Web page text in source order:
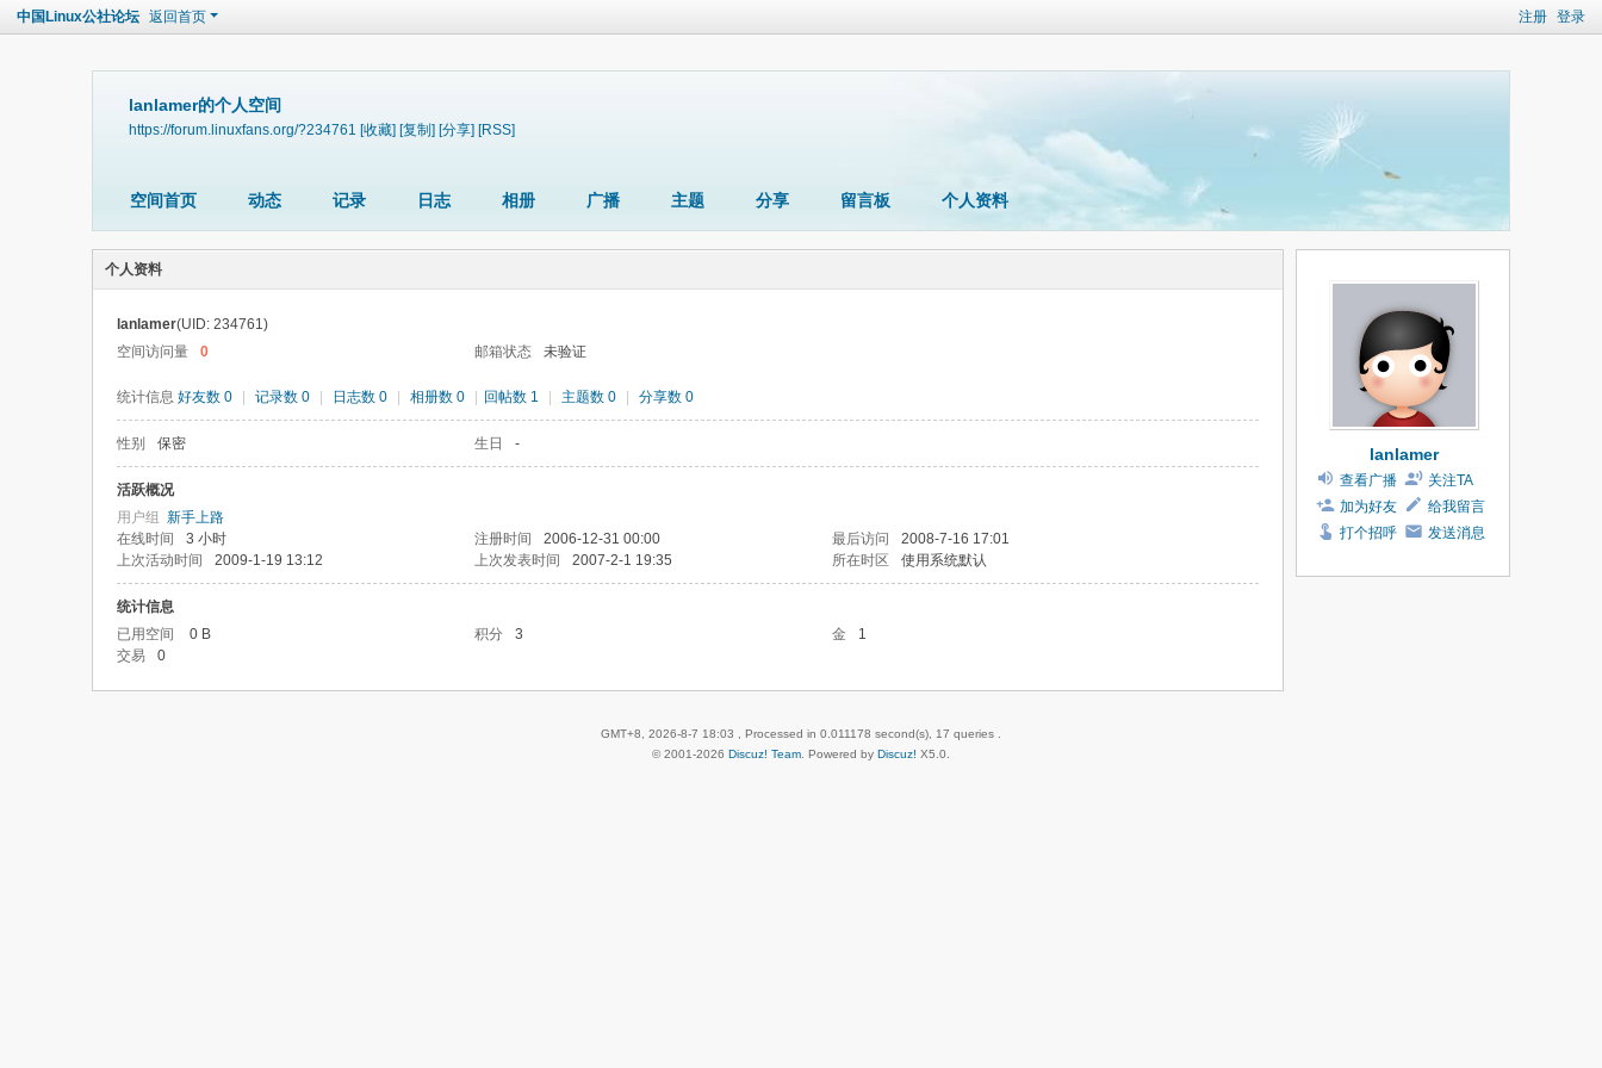
注册 登录
中国Linux公社论坛 返回首页
lanlamer的个人空间
https://forum.linuxfans.org/?234761 [收藏] [复制] [分享] [RSS]
空间首页 动态 记录 日志 相册 广播 主题 分享 留言板 个人资料
个人资料
lanlamer(UID: 234761)
空间访问量
0 邮箱状态 未验证
统计信息 好友数 0 记录数 0 日志数 0 相册数 0 回帖数 1 主题数 0 分享数 0
性别 保密 生日 -
活跃概况
用户组 新手上路
在线时间
3 小时 注册时间 2006-12-31 00:00 最后访问
2008-7-16 17:01
上次活动时间
2009-1-19 13:12 上次发表时间 2007-2-1 19:35 所在时区 使用系统默认
统计信息
已用空间
0 B 积分 3 金
1
交易
0
lanlamer
查看广播
关注TA
加为好友
给我留言
打个招呼
发送消息
GMT+8, 2026-8-7 18:03 , Processed in 0.011178 second(s), 17 queries .
© 2001-2026 Discuz! Team . Powered by Discuz! X5.0